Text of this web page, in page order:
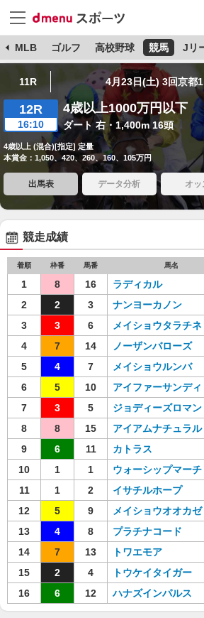
MLB ゴルフ 高校野球 競馬 Jリ
11R 4月23日(土) 3回京都
12R
16:10
4歳以上1000万円以下
ダート 右・1,400m 16頭
4歳以上 (混合)[指定] 定量
本賞金：1,050、420、260、160、105万円
出馬表 データ分析 オッ
競走成績
着順 枠番 馬番 馬名
1 8 16 ラディカル
2
2 3 ナンヨーカノン
3
3 6 メイショウタラチネ
4
7 14 ノーザンバローズ
5
4 7 メイショウルンバ
6
5 10 アイファーサンディ
7
3 5 ジョディーズロマン
8
8 15 アイアムナチュラル
9
6 11 カトラス
10
1 1 ウォーシップマーチ
11
1 2 イサチルホープ
12
5 9 メイショウオオカゼ
13
4 8 プラチナコード
14
7 13 トワエモア
15
2 4 トウケイタイガー
16
6 12 ハナズインパルス